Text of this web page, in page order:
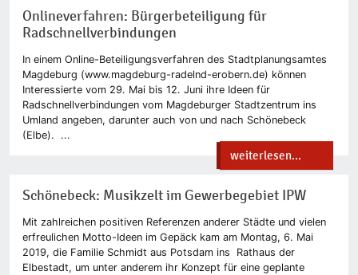
Onlineverfahren: Bürgerbeteiligung für
Radschnellverbindungen
In einem Online-Beteiligungsverfahren des Stadtplanungsamtes
Magdeburg (www.magdeburg-radelnd-erobern.de) können
Interessierte vom 29. Mai bis 12. Juni ihre Ideen für
Radschnellverbindungen vom Magdeburger Stadtzentrum ins
Umland angeben, darunter auch von und nach Schönebeck
(Elbe). ...
weiterlesen...
Schönebeck: Musikzelt im Gewerbegebiet IPW
Mit zahlreichen positiven Referenzen anderer Städte und vielen
erfreulichen Motto-Ideen im Gepäck kam am Montag, 6. Mai
2019, die Familie Schmidt aus Potsdam ins Rathaus der
Elbestadt, um unter anderem ihr Konzept für eine geplante